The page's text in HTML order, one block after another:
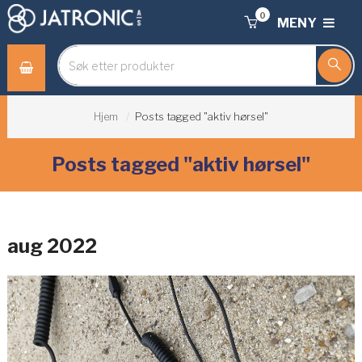
MENY
0
Hjem Posts tagged "aktiv hørsel"
Posts tagged "aktiv hørsel"
aug 2022